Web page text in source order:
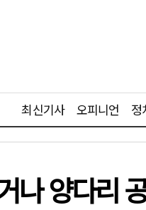
최신기사 오피니언 정
나 양다리